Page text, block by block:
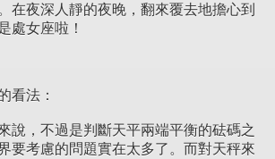
在夜深人靜的夜晚，翻來覆去地擔心到
處女座啦！
看法：
說，不過是判斷天平兩端平衡的砝碼之
要考慮的問題實在太多了。而對天秤來